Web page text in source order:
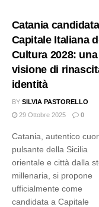
Catania
Capitale Italiana
Cultura 2028: una
visione di
identità
BY SILVIA PASTORELLO
29 Ottobre 2025
0
Catania, autentico
pulsante della Sicilia
orientale e città dalla
millenaria, si propone
ufficialmente come
candidata a Capitale